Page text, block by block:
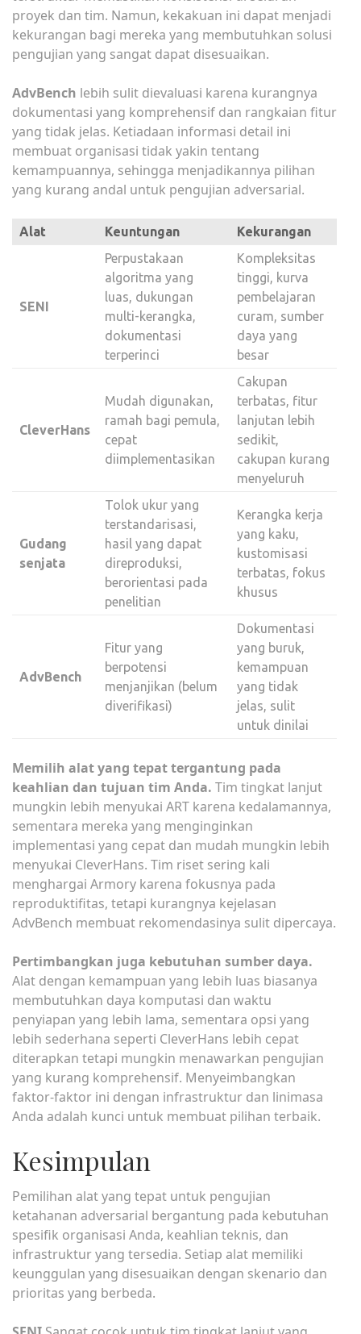
proyek dan tim. Namun, kekakuan ini dapat menjadi
kekurangan bagi mereka yang membutuhkan solusi
pengujian yang sangat dapat disesuaikan.
AdvBench lebih sulit dievaluasi karena kurangnya
dokumentasi yang komprehensif dan rangkaian fitur
yang tidak jelas. Ketiadaan informasi detail ini
membuat organisasi tidak yakin tentang
kemampuannya, sehingga menjadikannya pilihan
yang kurang andal untuk pengujian adversarial.
Alat Keuntungan Kekurangan
SENI
Perpustakaan
algoritma yang
luas, dukungan
multi-kerangka,
dokumentasi
terperinci
Kompleksitas
tinggi, kurva
pembelajaran
curam, sumber
daya yang
besar
CleverHans
Mudah digunakan,
ramah bagi pemula,
cepat
diimplementasikan
Cakupan
terbatas, fitur
lanjutan lebih
sedikit,
cakupan kurang
menyeluruh
Gudang
senjata
Tolok ukur yang
terstandarisasi,
hasil yang dapat
direproduksi,
berorientasi pada
penelitian
Kerangka kerja
yang kaku,
kustomisasi
terbatas, fokus
khusus
AdvBench
Fitur yang
berpotensi
menjanjikan (belum
diverifikasi)
Dokumentasi
yang buruk,
kemampuan
yang tidak
jelas, sulit
untuk dinilai
Memilih alat yang tepat tergantung pada
keahlian dan tujuan tim Anda. Tim tingkat lanjut
mungkin lebih menyukai ART karena kedalamannya,
sementara mereka yang menginginkan
implementasi yang cepat dan mudah mungkin lebih
menyukai CleverHans. Tim riset sering kali
menghargai Armory karena fokusnya pada
reproduktifitas, tetapi kurangnya kejelasan
AdvBench membuat rekomendasinya sulit dipercaya.
Pertimbangkan juga kebutuhan sumber daya.
Alat dengan kemampuan yang lebih luas biasanya
membutuhkan daya komputasi dan waktu
penyiapan yang lebih lama, sementara opsi yang
lebih sederhana seperti CleverHans lebih cepat
diterapkan tetapi mungkin menawarkan pengujian
yang kurang komprehensif. Menyeimbangkan
faktor-faktor ini dengan infrastruktur dan linimasa
Anda adalah kunci untuk membuat pilihan terbaik.
Kesimpulan
Pemilihan alat yang tepat untuk pengujian
ketahanan adversarial bergantung pada kebutuhan
spesifik organisasi Anda, keahlian teknis, dan
infrastruktur yang tersedia. Setiap alat memiliki
keunggulan yang disesuaikan dengan skenario dan
prioritas yang berbeda.